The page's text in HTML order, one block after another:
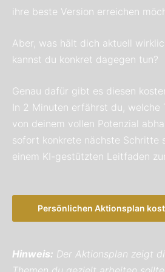
ihre beste Version erreichen
Aber, was hält dich aktuell
kannst du konkret dagegen tun?
Genau dafür gibt es diesen
In 2 Minuten erfährst du, welche
von deinem vollen Potenzial
sofort konkrete nächste Schritte
einem KI-gestützten Leitfaden
Persönlichen Aktionsplan
Hinweis: Der Aktionsplan zeigt